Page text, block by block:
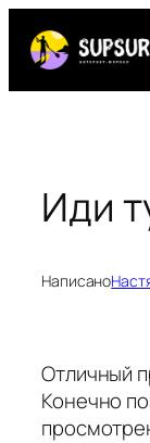
содержимому
Иди
Написано
Отличный
Конечно